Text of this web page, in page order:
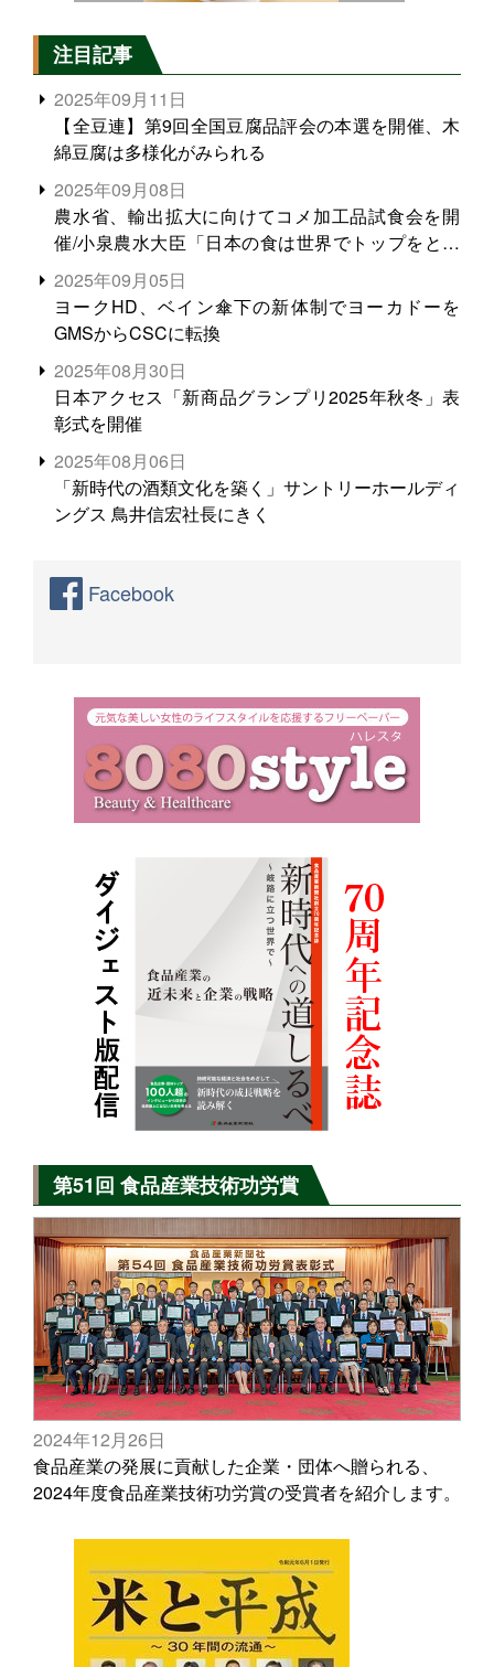
注目記事
2025年09月11日
【全豆連】第9回全国豆腐品評会の本選を開催、木
綿豆腐は多様化がみられる
2025年09月08日
農水省、輸出拡大に向けてコメ加工品試食会を開
催/小泉農水大臣「日本の食は世界でトップをとれ
る。米増産に向けて、米輸出需要の拡大を」
2025年09月05日
ヨークHD、ベイン傘下の新体制でヨーカドーを
GMSからCSCに転換
2025年08月30日
日本アクセス「新商品グランプリ2025年秋冬」表
彰式を開催
2025年08月06日
「新時代の酒類文化を築く」サントリーホールディ
ングス 鳥井信宏社長にきく
Facebook
第51回 食品産業技術功労賞
2024年12月26日
食品産業の発展に貢献した企業・団体へ贈られる、
2024年度食品産業技術功労賞の受賞者を紹介します。